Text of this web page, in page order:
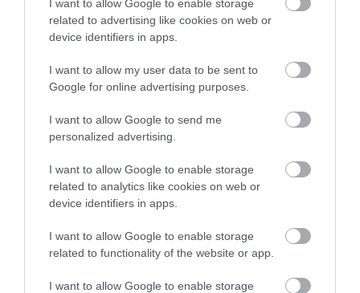
I want to allow Google to enable storage
related to advertising like cookies on web or
device identifiers in apps.
I want to allow my user data to be sent to
Google for online advertising purposes.
I want to allow Google to send me
personalized advertising.
I want to allow Google to enable storage
related to analytics like cookies on web or
device identifiers in apps.
I want to allow Google to enable storage
related to functionality of the website or app.
I want to allow Google to enable storage